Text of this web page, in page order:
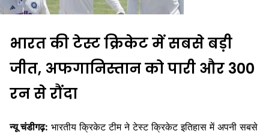
भारत की टेस्ट क्रिकेट में सबसे बड़ी
जीत, अफगानिस्तान को पारी और 300
रन से रौंदा
न्यू चंडीगढ़: भारतीय क्रिकेट टीम ने टेस्ट क्रिकेट इतिहास में अपनी सबसे